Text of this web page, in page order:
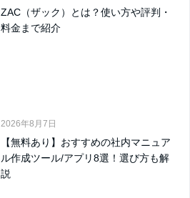
ZAC（ザック）とは？使い方や評判・
料金まで紹介
2026年8月7日
【無料あり】おすすめの社内マニュア
ル作成ツール/アプリ8選！選び方も解
説